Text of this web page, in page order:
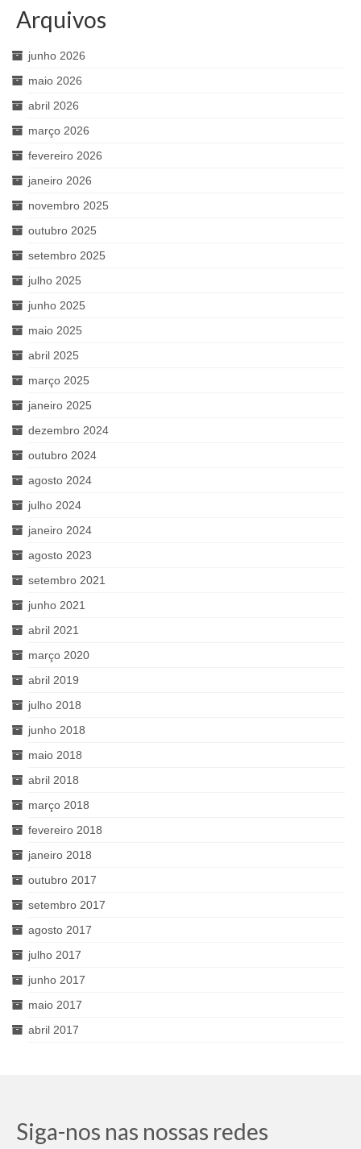
Arquivos
junho 2026
maio 2026
abril 2026
março 2026
fevereiro 2026
janeiro 2026
novembro 2025
outubro 2025
setembro 2025
julho 2025
junho 2025
maio 2025
abril 2025
março 2025
janeiro 2025
dezembro 2024
outubro 2024
agosto 2024
julho 2024
janeiro 2024
agosto 2023
setembro 2021
junho 2021
abril 2021
março 2020
abril 2019
julho 2018
junho 2018
maio 2018
abril 2018
março 2018
fevereiro 2018
janeiro 2018
outubro 2017
setembro 2017
agosto 2017
julho 2017
junho 2017
maio 2017
abril 2017
Siga-nos nas nossas redes